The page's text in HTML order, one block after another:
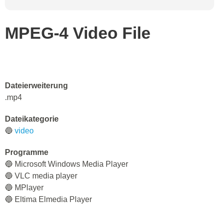
MPEG-4 Video File
Dateierweiterung
.mp4
Dateikategorie
🔵 video
Programme
🔵 Microsoft Windows Media Player
🔵 VLC media player
🔵 MPlayer
🔵 Eltima Elmedia Player